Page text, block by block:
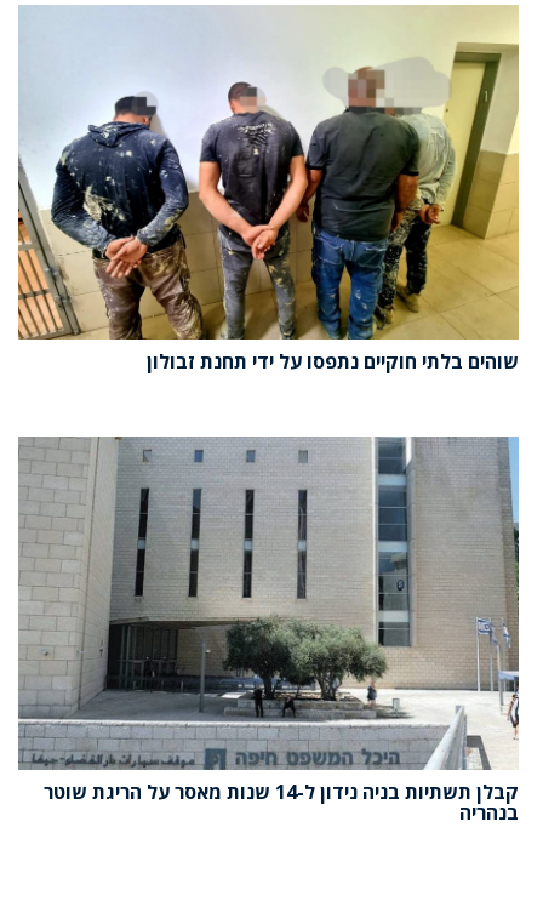
שוהים בלתי חוקיים נתפסו על ידי תחנת זבולון
קבלן תשתיות בניה נידון ל-14 שנות מאסר על הריגת שוטר
בנהריה